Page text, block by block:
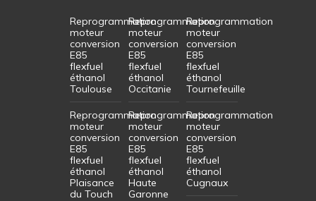
Reprogrammation
moteur
conversion
E85
flexfuel
éthanol
Toulouse
Reprogrammation
moteur
conversion
E85
flexfuel
éthanol
Plaisance
du Touch
Reprogrammation
moteur
conversion
E85
flexfuel
éthanol
Occitanie
Reprogrammation
moteur
conversion
E85
flexfuel
éthanol
Haute
Garonne
Reprogrammation
moteur
conversion
E85
flexfuel
éthanol
Tournefeuille
Reprogrammation
moteur
conversion
E85
flexfuel
éthanol
Cugnaux